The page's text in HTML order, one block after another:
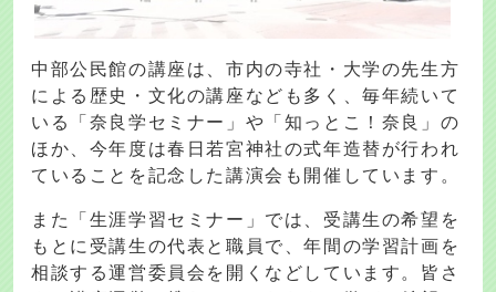
中部公民館の講座は、市内の寺社・大学の先生方
による歴史・文化の講座なども多く、毎年続いて
いる「奈良学セミナー」や「知っとこ！奈良」の
ほか、今年度は春日若宮神社の式年造替が行われ
ていることを記念した講演会も開催しています。
また「生涯学習セミナー」では、受講生の希望を
もとに受講生の代表と職員で、年間の学習計画を
相談する運営委員会を開くなどしています。皆さ